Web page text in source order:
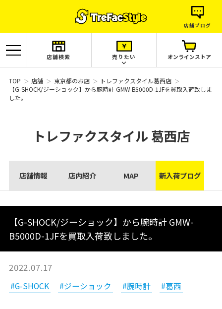
店舗ブログ
店舗検索 売りたい オンラインストア
TOP 店舗 東京都のお店
トレファクスタイル葛西店
【G-SHOCK/ジーショック】から腕時計 GMW-B5000D-1JFを買取入荷致しま
した。
トレファクスタイル葛西店
店舗情報 店内紹介 MAP 新入荷ブログ
【G-SHOCK/ジーショック】から腕時計 GMW-
B5000D-1JFを買取入荷致しました。
2022.07.17
#G-SHOCK #ジーショック #腕時計 #葛西